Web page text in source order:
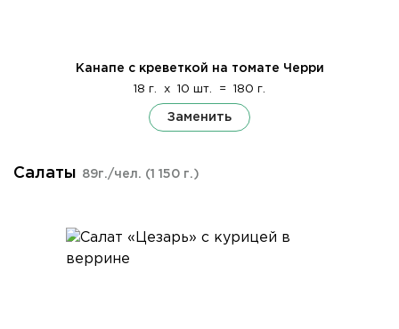
Канапе с креветкой на томате Черри
18 г. x 10 шт. = 180 г.
Заменить
Салаты 89г./чел. (1 150 г.)